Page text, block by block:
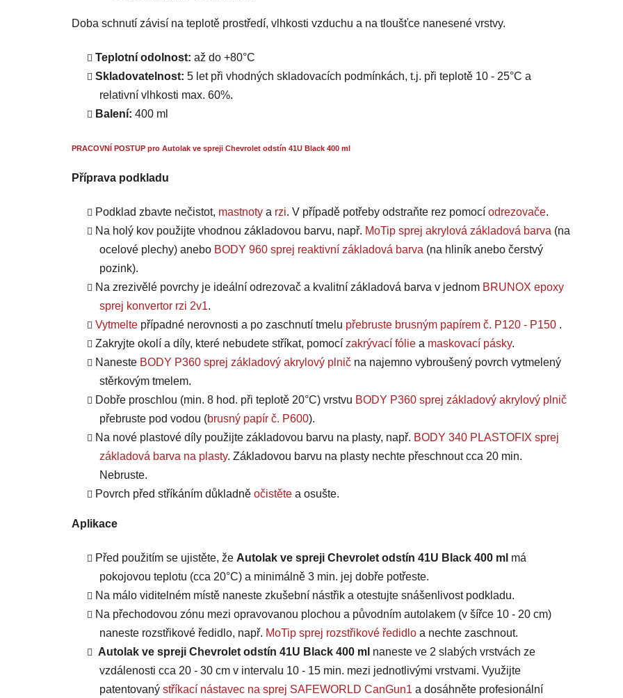
Doba schnutí závisí na teplotě prostředí, vlhkosti vzduchu a na tloušťce nanesené vrstvy.
Teplotní odolnost: až do +80°C
Skladovatelnost: 5 let při vhodných skladovacích podmínkách, t.j. při teplotě 10 - 25°C a
relativní vlhkosti max. 60%.
Balení: 400 ml
PRACOVNÍ POSTUP pro Autolak ve spreji Chevrolet odstín 41U Black 400 ml
Příprava podkladu
Podklad zbavte nečistot, mastnoty a rzi. V případě potřeby odstraňte rez pomocí odrezovače.
Na holý kov použijte vhodnou základovou barvu, např. MoTip sprej akrylová základová barva (na
ocelové plechy) anebo BODY 960 sprej reaktivní základová barva (na hliník anebo čerstvý
pozink).
Na zrezivělé povrchy je ideální odrezovač a kvalitní základová barva v jednom BRUNOX epoxy
sprej konvertor rzi 2v1.
Vytmelte případné nerovnosti a po zaschnutí tmelu přebruste brusným papírem č. P120 - P150 .
Zakryjte okolí a díly, které nebudete stříkat, pomocí zakrývací fólie a maskovací pásky.
Naneste BODY P360 sprej základový akrylový plnič na najemno vybroušený povrch vytmelený
stěrkovým tmelem.
Dobře proschlou (min. 8 hod. při teplotě 20°C) vrstvu BODY P360 sprej základový akrylový plnič
přebruste pod vodou (brusný papír č. P600).
Na nové plastové díly použijte základovou barvu na plasty, např. BODY 340 PLASTOFIX sprej
základová barva na plasty. Základovou barvu na plasty nechte přeschnout cca 20 min.
Nebruste.
Povrch před stříkáním důkladně očistěte a osušte.
Aplikace
Před použitím se ujistěte, že Autolak ve spreji Chevrolet odstín 41U Black 400 ml má
pokojovou teplotu (cca 20°C) a minimálně 3 min. jej dobře potřeste.
Na málo viditelném místě naneste zkušební nástřik a otestujte snášenlivost podkladu.
Na přechodovou zónu mezi opravovanou plochou a původním autolakem (v šířce 10 - 20 cm)
naneste rozstřikové ředidlo, např. MoTip sprej rozstřikové ředidlo a nechte zaschnout.
Autolak ve spreji Chevrolet odstín 41U Black 400 ml naneste ve 2 slabých vrstvách ze
vzdálenosti cca 20 - 30 cm v intervalu 10 - 15 min. mezi jednotlivými vrstvami. Využijte
patentovaný stříkací nástavec na sprej SAFEWORLD CanGun1 a dosáhněte profesionální